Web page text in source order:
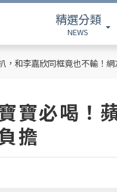
精選分類
NEWS
，和李嘉欣同框竟也不輸！
寶必喝！
擔